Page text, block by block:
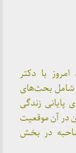
با دکتر
بحث‌های
پایانی زندگی
در آن موقعیت
در بخش